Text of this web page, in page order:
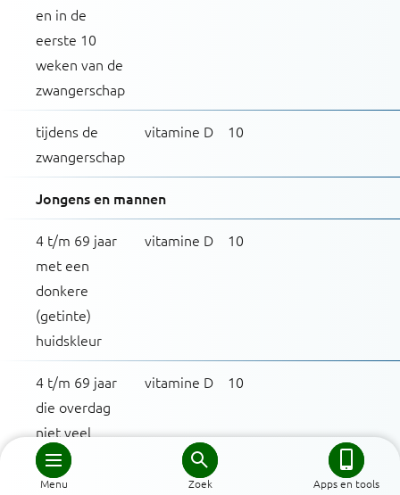
Menu Zoek Apps en tools
en in de
eerste 10
weken van de
zwangerschap
tijdens de
zwangerschap
vitamine D 10
Jongens en mannen
4 t/m 69 jaar
met een
donkere
(getinte)
huidskleur
vitamine D 10
4 t/m 69 jaar
die overdag
niet veel
buiten komen
of het gezicht
vitamine D 10